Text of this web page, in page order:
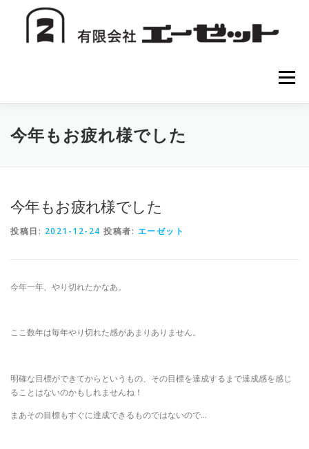
キ
メニュー
HOME 会社案内 注文方法
今年もお疲れ様でした
今年もお疲れ様でした
投稿日: 2021-12-24 投稿者: エーゼット
今年一年、やり切れたかなあ。
ここ数年は毎年やり切れた感があまりありません。
明確な目標ができてからというもの、その目標を達成するまで達成感を感じ
ることはないのかもしれませんね！
まあその目標もすぐに達成できるものではないので…